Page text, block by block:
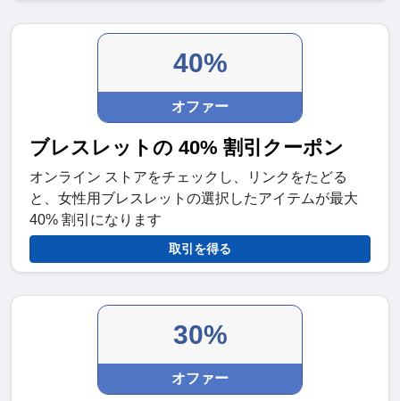
40%
オファー
ブレスレットの 40% 割引クーポン
オンライン ストアをチェックし、リンクをたどる
と、女性用ブレスレットの選択したアイテムが最大
40% 割引になります
取引を得る
30%
オファー